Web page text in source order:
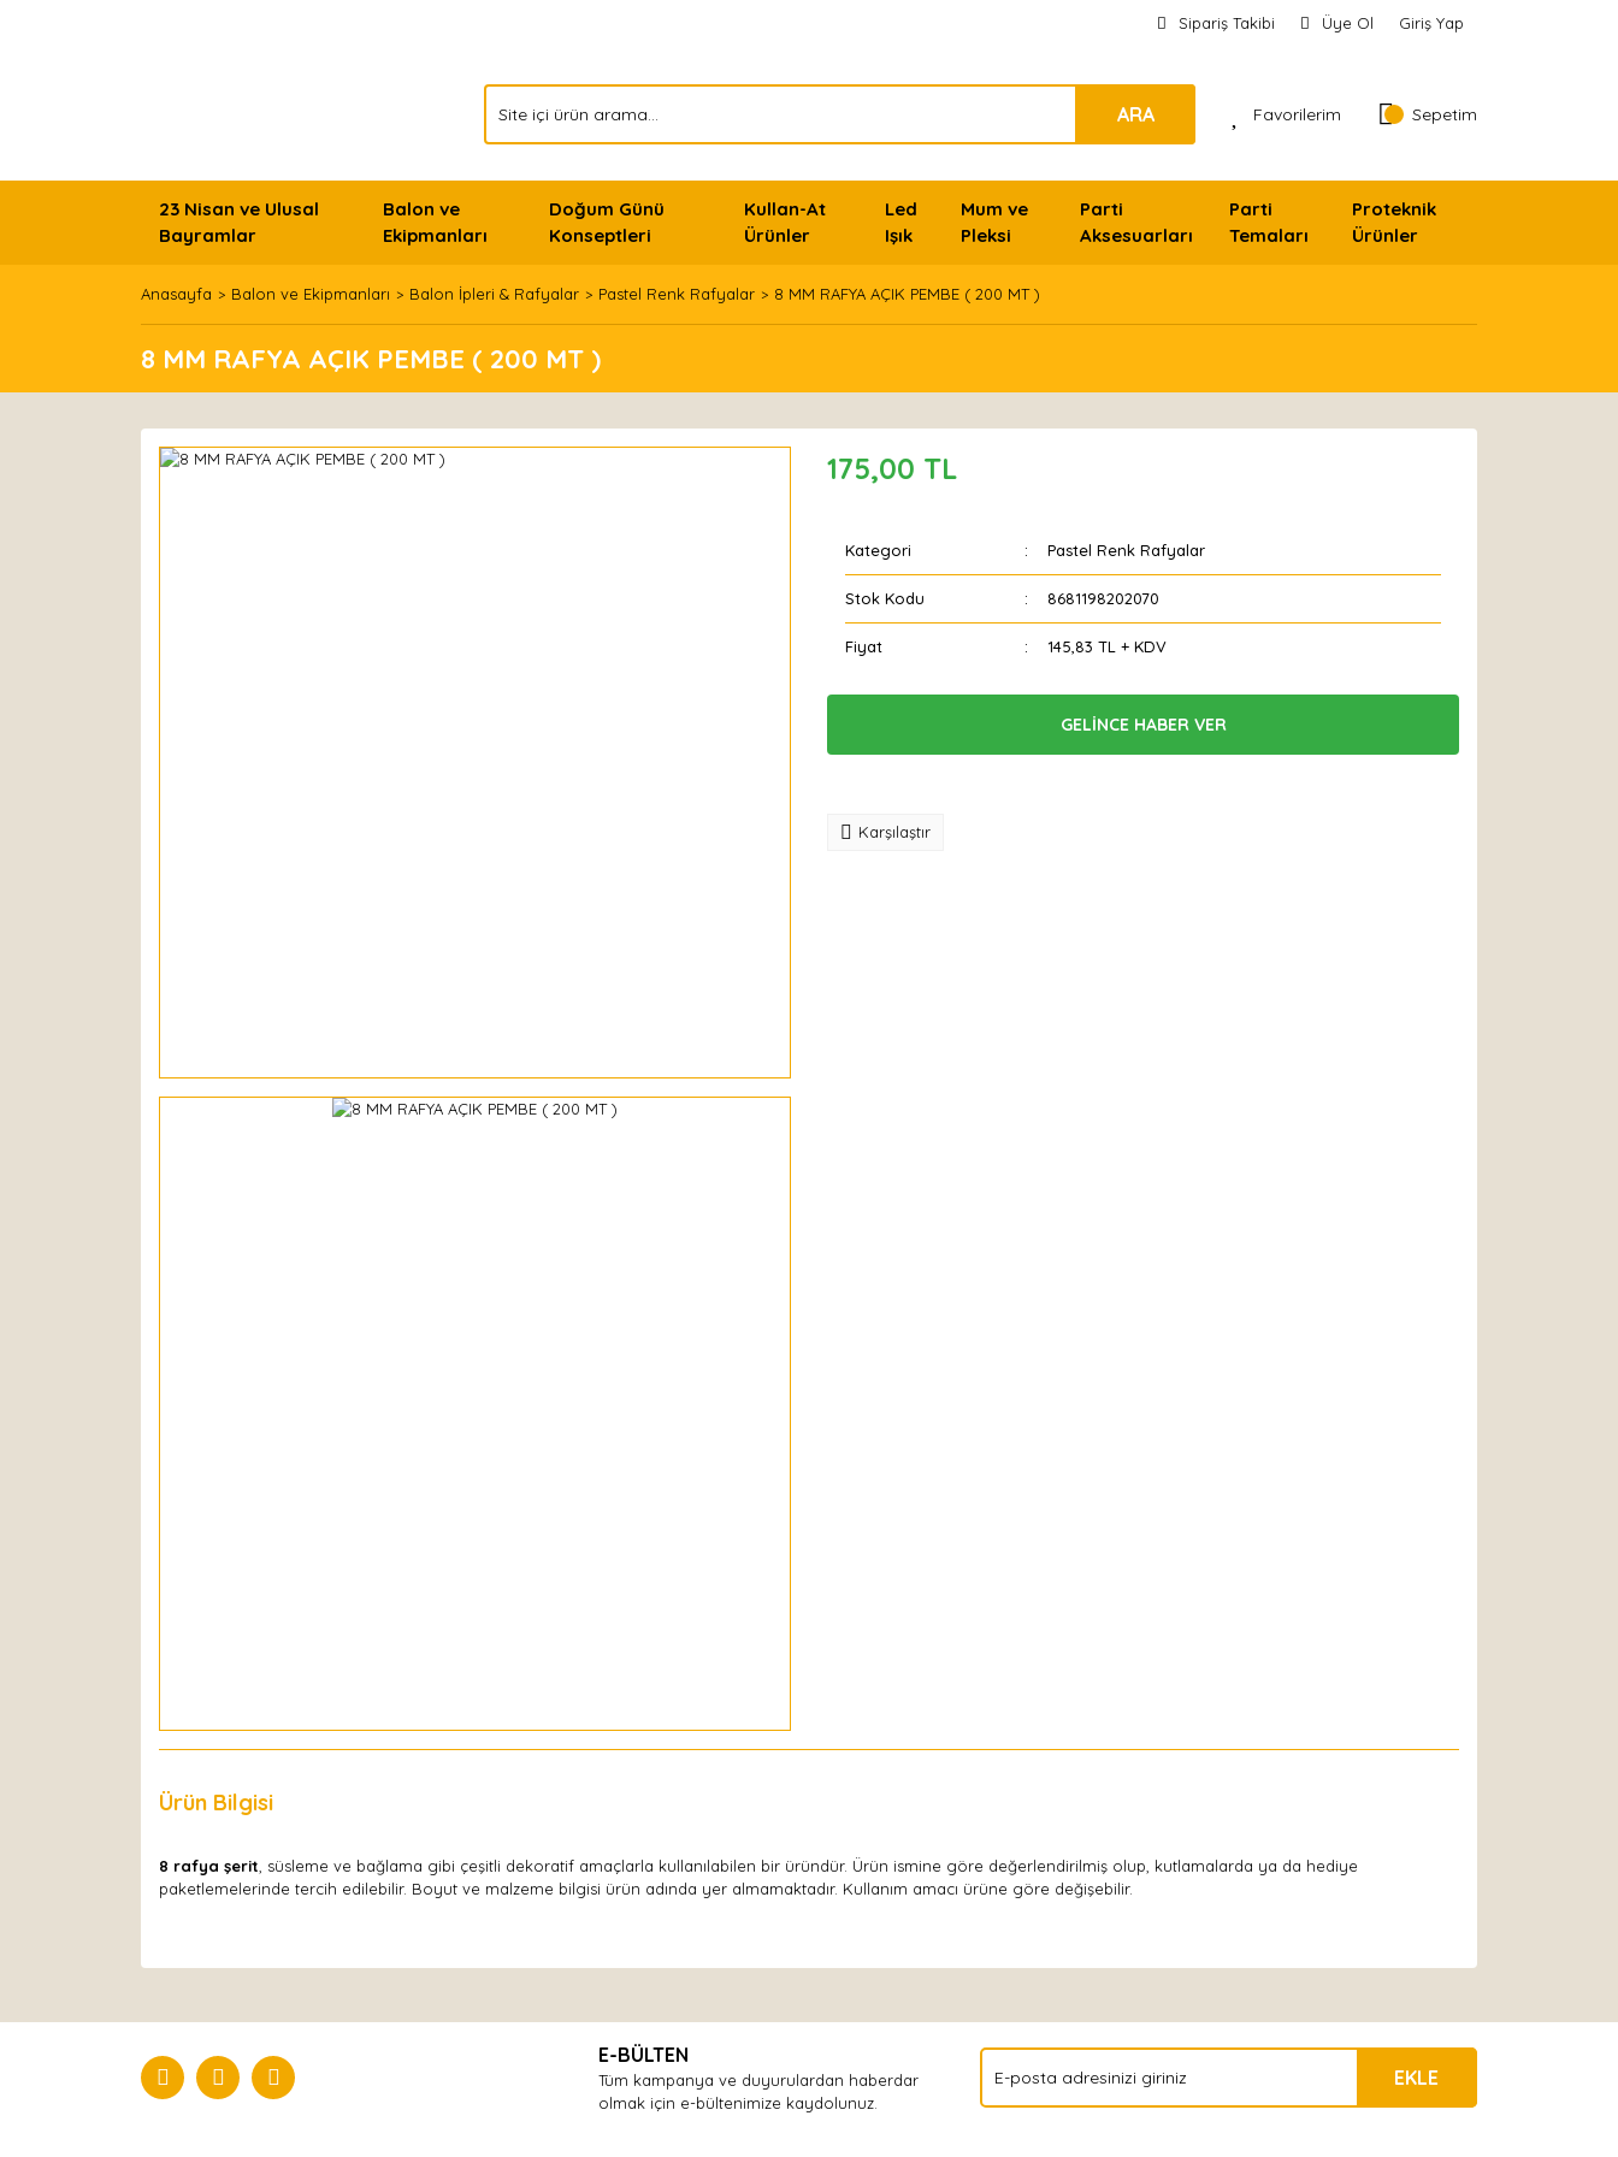
Sipariş Takibi Üye Ol Giriş Yap
ARA Favorilerim Sepetim
23 Nisan ve Ulusal
Bayramlar
Balon ve
Ekipmanları
Doğum Günü
Konseptleri
Kullan-At
Ürünler
Led
Işık
Mum ve
Pleksi
Parti
Aksesuarları
Parti
Temaları
Proteknik
Ürünler
Anasayfa Balon ve Ekipmanları Balon İpleri & Rafyalar Pastel Renk Rafyalar 8 MM RAFYA AÇIK PEMBE ( 200 MT )
8 MM RAFYA AÇIK PEMBE ( 200 MT )
175,00 TL
Kategori Pastel Renk Rafyalar
Stok Kodu 8681198202070
Fiyat 145,83 TL + KDV
GELİNCE HABER VER
Karşılaştır
Ürün Bilgisi
8 rafya şerit , süsleme ve bağlama gibi çeşitli dekoratif amaçlarla kullanılabilen bir üründür. Ürün ismine göre değerlendirilmiş olup, kutlamalarda ya da hediye
paketlemelerinde tercih edilebilir. Boyut ve malzeme bilgisi ürün adında yer almamaktadır. Kullanım amacı ürüne göre değişebilir.
Yorum Yaz
E-BÜLTEN
Tüm kampanya ve duyurulardan haberdar
olmak için e-bültenimize kaydolunuz.
EKLE